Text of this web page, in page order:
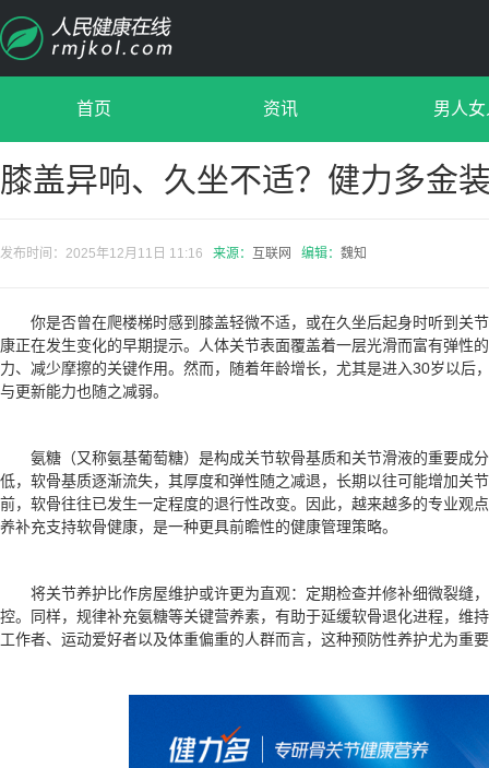
首页 资讯 男人女
膝盖异响、久坐不适？健力多金
发布时间：2025年12月11日 11:16 来源： 互联网 编辑： 魏知
你是否曾在爬楼梯时感到膝盖轻微不适，或在久坐后起身时听到关
康正在发生变化的早期提示。人体关节表面覆盖着一层光滑而富有弹性
力、减少摩擦的关键作用。然而，随着年龄增长，尤其是进入30岁以后
与更新能力也随之减弱。
氨糖（又称氨基葡萄糖）是构成关节软骨基质和关节滑液的重要成
低，软骨基质逐渐流失，其厚度和弹性随之减退，长期以往可能增加关
前，软骨往往已发生一定程度的退行性改变。因此，越来越多的专业观
养补充支持软骨健康，是一种更具前瞻性的健康管理策略。
将关节养护比作房屋维护或许更为直观：定期检查并修补细微裂缝
控。同样，规律补充氨糖等关键营养素，有助于延缓软骨退化进程，维
工作者、运动爱好者以及体重偏重的人群而言，这种预防性养护尤为重